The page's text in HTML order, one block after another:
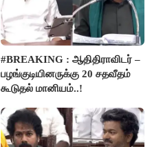
#BREAKING : ஆதிதிராவிடர் –
பழங்குடியினருக்கு 20 சதவீதம்
கூடுதல் மானியம்..!